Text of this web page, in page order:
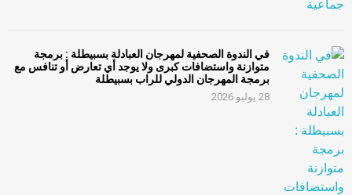
في الندوة الصحفية لمهرجان العبادلة بسبيطلة : برمجة
متوازنة واستضافات كبرى ولا يوجد أي تعارض أو تنافس مع
برمجة المهرجان الدولي للراب بسبيطلة
28 يوليو 2026